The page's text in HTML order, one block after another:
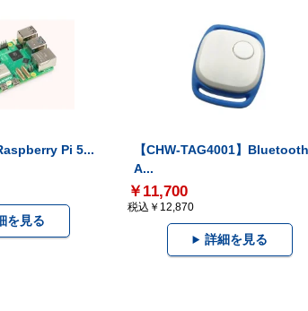
Pi 5...
を見る
【CHW-TAG4001】Bluetooth
A...
￥11,700
税込￥12,870
詳細を見る